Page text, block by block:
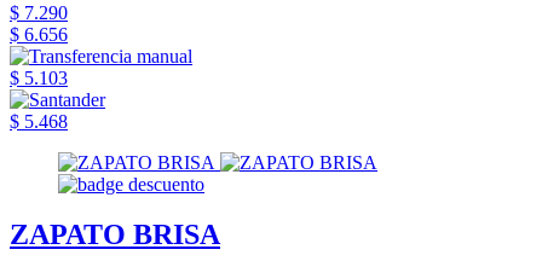
$ 7.290
$ 6.656
$ 5.103
$ 5.468
ZAPATO BRISA